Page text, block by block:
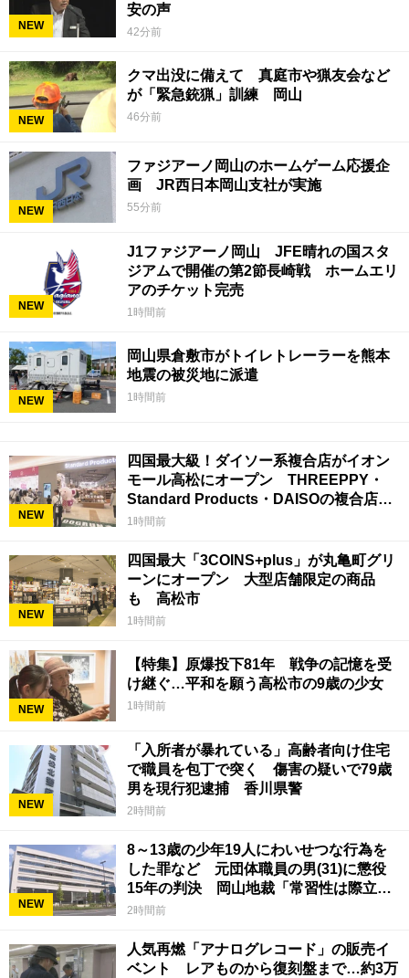
NEW
安の声
42分前
NEW
クマ出没に備えて 真庭市や猟友会など
が「緊急銃猟」訓練 岡山
46分前
NEW
ファジアーノ岡山のホームゲーム応援企
画 JR西日本岡山支社が実施
55分前
NEW
J1ファジアーノ岡山 JFE晴れの国スタ
ジアムで開催の第2節長崎戦 ホームエリ
アのチケット完売
1時間前
NEW
岡山県倉敷市がトイレトレーラーを熊本
地震の被災地に派遣
1時間前
NEW
四国最大級！ダイソー系複合店がイオン
モール高松にオープン THREEPPY・
Standard Products・DAISOの複合店は
香川県初
1時間前
NEW
四国最大「3COINS+plus」が丸亀町グリ
ーンにオープン 大型店舗限定の商品
も 高松市
1時間前
NEW
【特集】原爆投下81年 戦争の記憶を受
け継ぐ…平和を願う高松市の9歳の少女
1時間前
NEW
「入所者が暴れている」高齢者向け住宅
で職員を包丁で突く 傷害の疑いで79歳
男を現行犯逮捕 香川県警
2時間前
NEW
8～13歳の少年19人にわいせつな行為を
した罪など 元団体職員の男(31)に懲役
15年の判決 岡山地裁「常習性は際立っ
ていて被害結果も非常に重い」
2時間前
人気再燃「アナログレコード」の販売イ
ベント レアものから復刻盤まで…約3万